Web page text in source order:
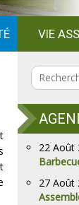
VIE
22 Août
27 Août